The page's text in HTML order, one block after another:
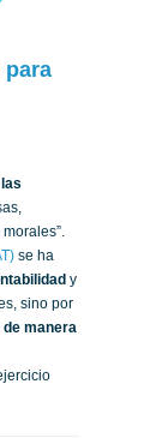
para
se ha
y
sino por
manera